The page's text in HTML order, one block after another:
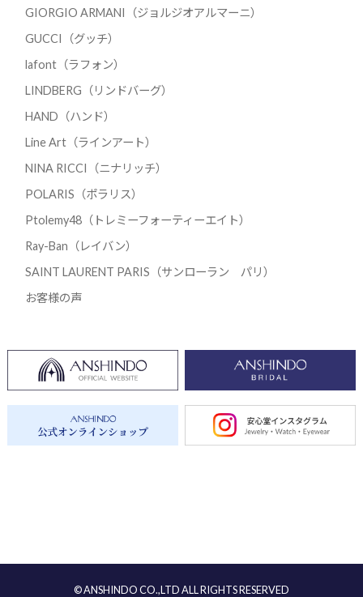
GIORGIO ARMANI（ジョルジオアルマーニ）
GUCCI（グッチ）
lafont（ラフォン）
LINDBERG（リンドバーグ）
HAND（ハンド）
Line Art（ラインアート）
NINA RICCI（ニナリッチ）
POLARIS（ポラリス）
Ptolemy48（トレミーフォーティーエイト）
Ray-Ban（レイバン）
SAINT LAURENT PARIS（サンローラン パリ）
お客様の声
© ANSHINDO CO.,LTD ALL RIGHTS RESERVED